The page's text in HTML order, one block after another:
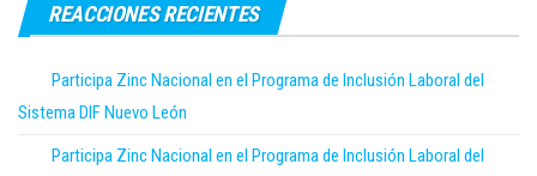
REACCIONES RECIENTES
Participa Zinc Nacional en el Programa de Inclusión Laboral del
Sistema DIF Nuevo León
Participa Zinc Nacional en el Programa de Inclusión Laboral del